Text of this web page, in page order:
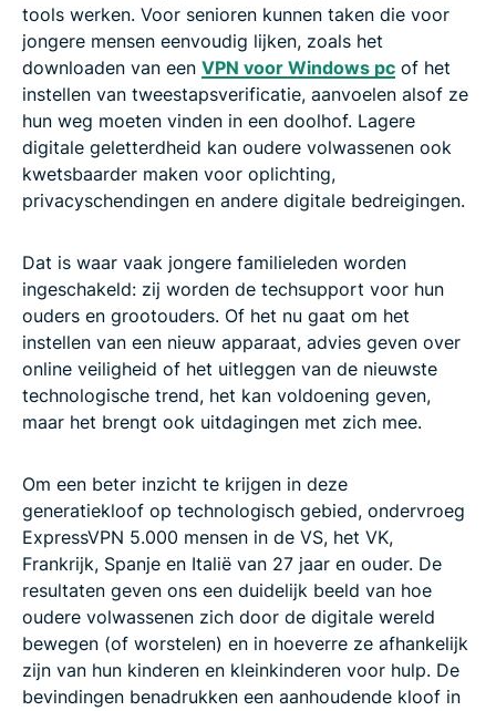
tools werken. Voor senioren kunnen taken die voor
jongere mensen eenvoudig lijken, zoals het
downloaden van een VPN voor Windows pc of het
instellen van tweestapsverificatie, aanvoelen alsof ze
hun weg moeten vinden in een doolhof. Lagere
digitale geletterdheid kan oudere volwassenen ook
kwetsbaarder maken voor oplichting,
privacyschendingen en andere digitale bedreigingen.
Dat is waar vaak jongere familieleden worden
ingeschakeld: zij worden de techsupport voor hun
ouders en grootouders. Of het nu gaat om het
instellen van een nieuw apparaat, advies geven over
online veiligheid of het uitleggen van de nieuwste
technologische trend, het kan voldoening geven,
maar het brengt ook uitdagingen met zich mee.
Om een beter inzicht te krijgen in deze
generatiekloof op technologisch gebied, ondervroeg
ExpressVPN 5.000 mensen in de VS, het VK,
Frankrijk, Spanje en Italië van 27 jaar en ouder. De
resultaten geven ons een duidelijk beeld van hoe
oudere volwassenen zich door de digitale wereld
bewegen (of worstelen) en in hoeverre ze afhankelijk
zijn van hun kinderen en kleinkinderen voor hulp. De
bevindingen benadrukken een aanhoudende kloof in